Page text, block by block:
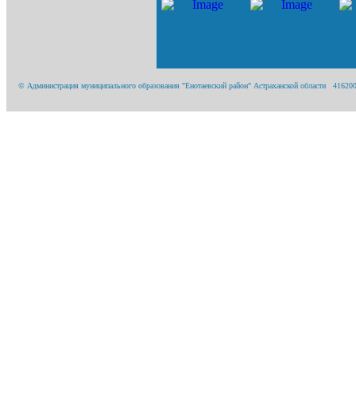
© Администрация муниципального образования "Енотаевский район" Астраханской области